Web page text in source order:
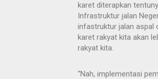
karet diterapkan
Infrastruktur jalan
infastruktur jalan aspal
karet rakyat kita akan
rakyat kita.
“Nah, implementasi